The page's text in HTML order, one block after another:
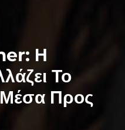
Η
Το
Προς